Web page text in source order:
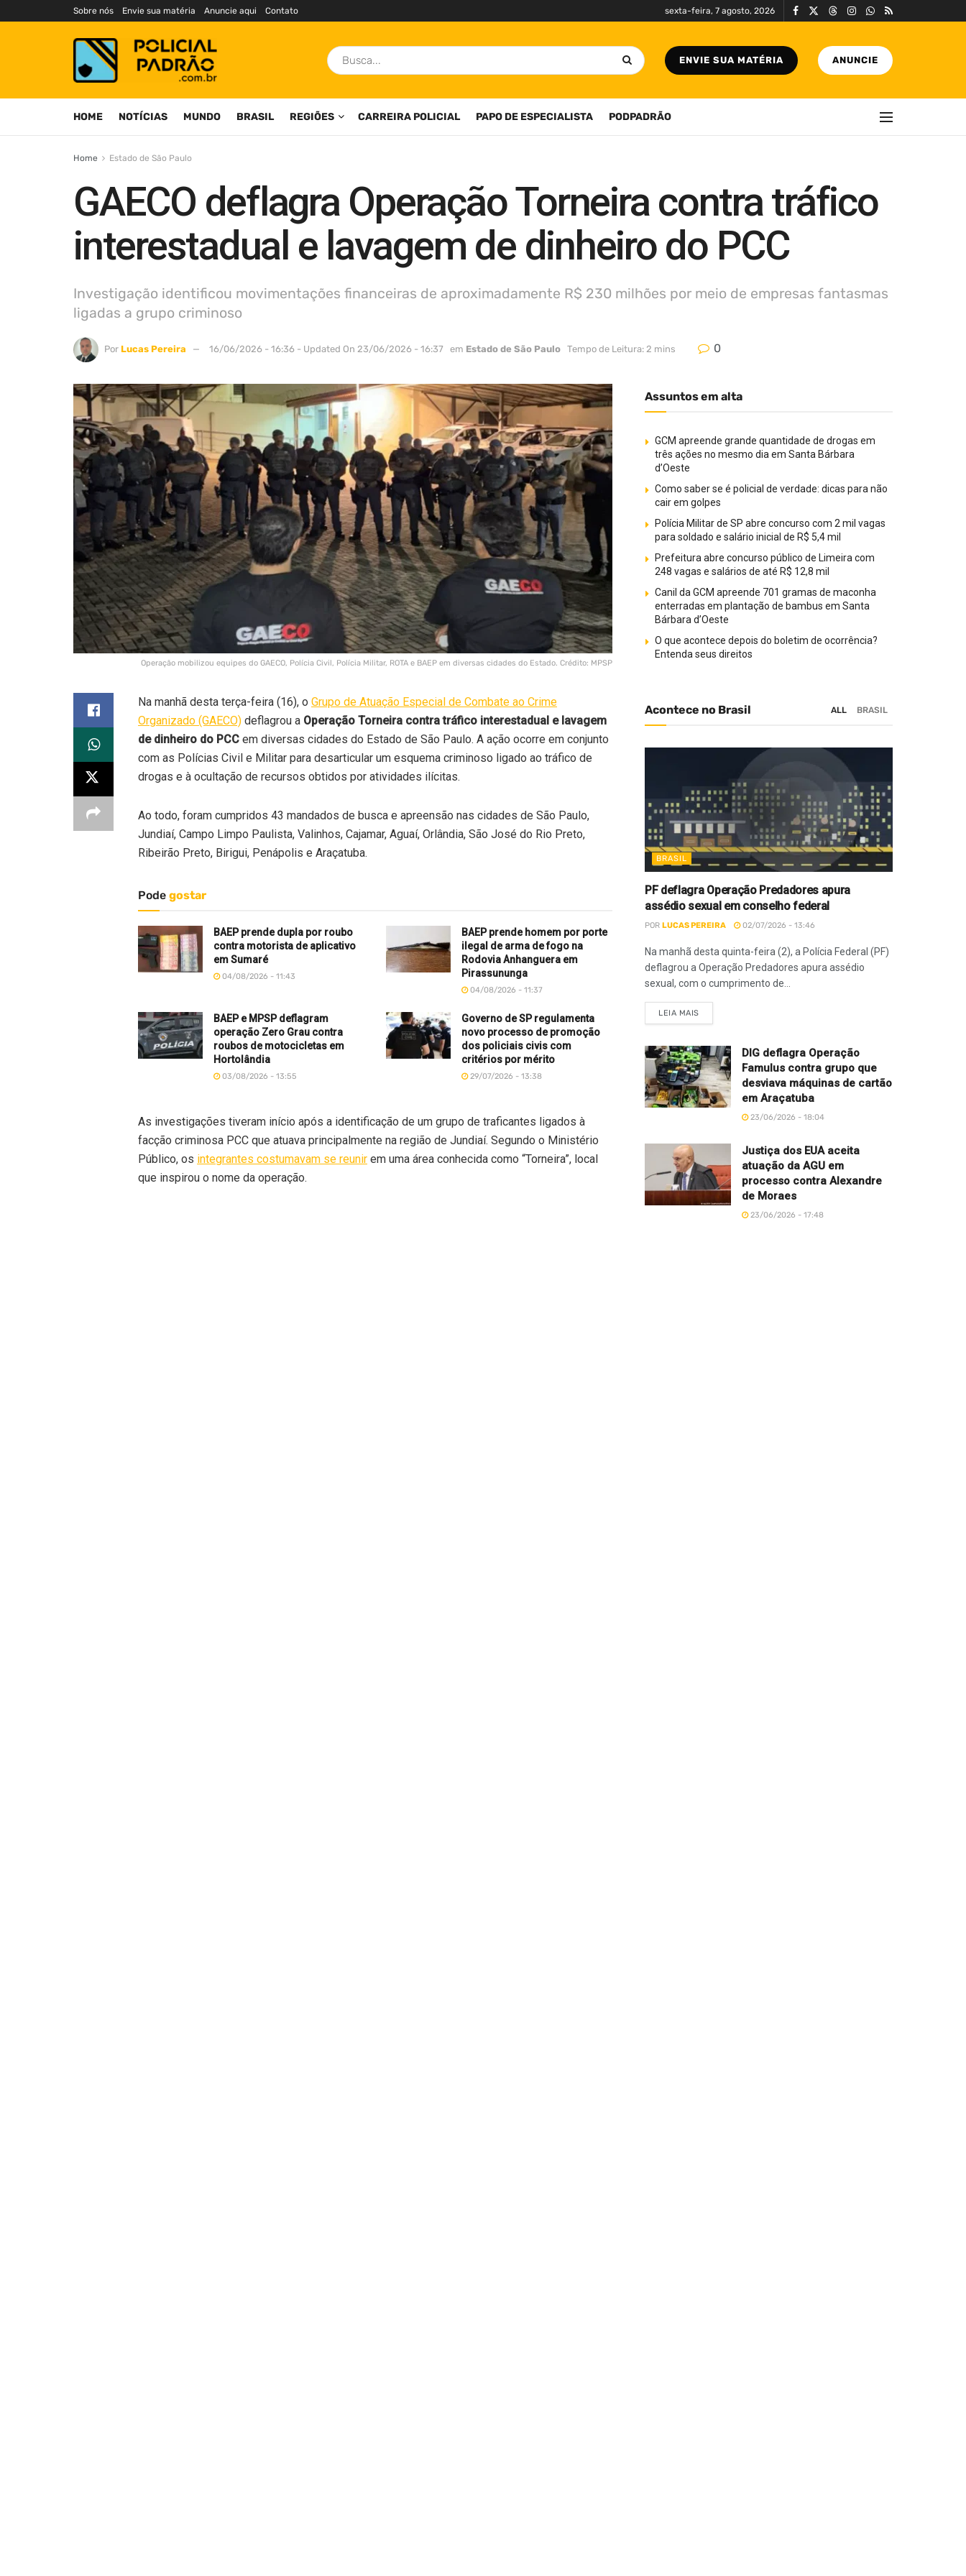
Sobre nós Envie sua matéria Anuncie aqui Contato sexta-feira, 7 agosto, 2026
ENVIE SUA MATÉRIA ANUNCIE
HOME NOTÍCIAS MUNDO BRASIL REGIÕES CARREIRA POLICIAL PAPO DE ESPECIALISTA PODPADRÃO
Home Estado de São Paulo
GAECO deflagra Operação Torneira contra tráfico
interestadual e lavagem de dinheiro do PCC
Investigação identificou movimentações financeiras de aproximadamente R$ 230 milhões por meio de empresas fantasmas
ligadas a grupo criminoso
Por Lucas Pereira 16/06/2026 - 16:36 - Updated On 23/06/2026 - 16:37 em Estado de São Paulo Tempo de Leitura: 2 mins 0
Operação mobilizou equipes do GAECO, Polícia Civil, Polícia Militar, ROTA e BAEP em diversas cidades do Estado. Crédito: MPSP
Na manhã desta terça-feira (16), o Grupo de Atuação Especial de Combate ao Crime
Organizado (GAECO) deflagrou a Operação Torneira contra tráfico interestadual e lavagem
de dinheiro do PCC em diversas cidades do Estado de São Paulo. A ação ocorre em conjunto
com as Polícias Civil e Militar para desarticular um esquema criminoso ligado ao tráfico de
drogas e à ocultação de recursos obtidos por atividades ilícitas.
Ao todo, foram cumpridos 43 mandados de busca e apreensão nas cidades de São Paulo,
Jundiaí, Campo Limpo Paulista, Valinhos, Cajamar, Aguaí, Orlândia, São José do Rio Preto,
Ribeirão Preto, Birigui, Penápolis e Araçatuba.
Pode gostar
BAEP prende dupla por roubo
contra motorista de aplicativo
em Sumaré
04/08/2026 - 11:43
BAEP prende homem por porte
ilegal de arma de fogo na
Rodovia Anhanguera em
Pirassununga
04/08/2026 - 11:37
BAEP e MPSP deflagram
operação Zero Grau contra
roubos de motocicletas em
Hortolândia
03/08/2026 - 13:55
Governo de SP regulamenta
novo processo de promoção
dos policiais civis com
critérios por mérito
29/07/2026 - 13:38
As investigações tiveram início após a identificação de um grupo de traficantes ligados à
facção criminosa PCC que atuava principalmente na região de Jundiaí. Segundo o Ministério
Público, os integrantes costumavam se reunir em uma área conhecida como “Torneira”, local
que inspirou o nome da operação.
Assuntos em alta
GCM apreende grande quantidade de drogas em
três ações no mesmo dia em Santa Bárbara
d’Oeste
Como saber se é policial de verdade: dicas para não
cair em golpes
Polícia Militar de SP abre concurso com 2 mil vagas
para soldado e salário inicial de R$ 5,4 mil
Prefeitura abre concurso público de Limeira com
248 vagas e salários de até R$ 12,8 mil
Canil da GCM apreende 701 gramas de maconha
enterradas em plantação de bambus em Santa
Bárbara d’Oeste
O que acontece depois do boletim de ocorrência?
Entenda seus direitos
Acontece no Brasil ALL BRASIL
BRASIL
PF deflagra Operação Predadores apura
assédio sexual em conselho federal
POR LUCAS PEREIRA 02/07/2026 - 13:46
Na manhã desta quinta-feira (2), a Polícia Federal (PF)
deflagrou a Operação Predadores apura assédio
sexual, com o cumprimento de...
LEIA MAIS
DIG deflagra Operação
Famulus contra grupo que
desviava máquinas de cartão
em Araçatuba
23/06/2026 - 18:04
Justiça dos EUA aceita
atuação da AGU em
processo contra Alexandre
de Moraes
23/06/2026 - 17:48